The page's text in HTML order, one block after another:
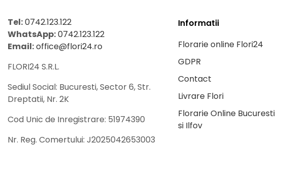
Tel:0742.123.122
WhatsApp:0742.123.122
Email:office@flori24.ro
FLORI24 S.R.L.
Sediul Social: Bucuresti, Sector 6, Str.
Dreptatii, Nr. 2K
Cod Unic de Inregistrare: 51974390
Nr. Reg. Comertului: J2025042653003
Informatii
Florarie online Flori24
GDPR
Contact
Livrare Flori
Florarie Online Bucuresti
si Ilfov